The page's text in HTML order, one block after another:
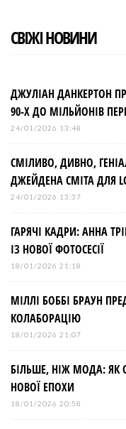
СВІЖІ НОВИНИ
ДЖУЛІАН ДАНКЕРТОН
90-Х ДО МІЛЬЙОНІВ
24/01/2026 13:48
СМІЛИВО, ДИВНО,
ДЖЕЙДЕНА СМІТА ДЛЯ
24/01/2026 13:37
ГАРЯЧІ КАДРИ: АННА
ІЗ НОВОЇ ФОТОСЕСІЇ
18/01/2026 21:18
МІЛЛІ БОББІ БРАУН
КОЛАБОРАЦІЮ
18/01/2026 21:07
БІЛЬШЕ, НІЖ МОДА: ЯК
НОВОЇ ЕПОХИ
18/01/2026 20:58